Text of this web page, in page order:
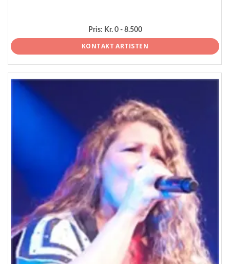
Pris: Kr. 0 - 8.500
KONTAKT ARTISTEN